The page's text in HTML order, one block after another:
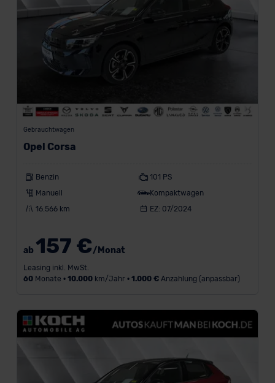
Ford
(1)
Hyundai
(1)
MG
(17)
Nissan
Opel
(30)
Peugeot
SEAT
(7)
Subaru
Toyota
(1)
Gebrauchtwagen
Opel Corsa
Benzin
101 PS
Manuell
Kompaktwagen
16.566 km
EZ: 07/2024
ab 157 €/Monat
Leasing inkl. MwSt.
60Monate • 10.000km/Jahr • 1.000 €Anzahlung (anpassbar)